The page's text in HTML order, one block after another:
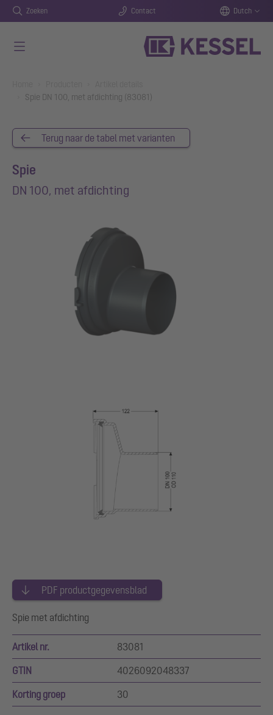
Zoeken Contact Dutch
Spie DN 100, met afdichting (83081)
Terug naar de tabel met varianten
Spie
DN 100, met afdichting
PDF productgegevensblad
Spie met afdichting
Artikel nr. 83081
GTIN 4026092048337
Korting groep 30